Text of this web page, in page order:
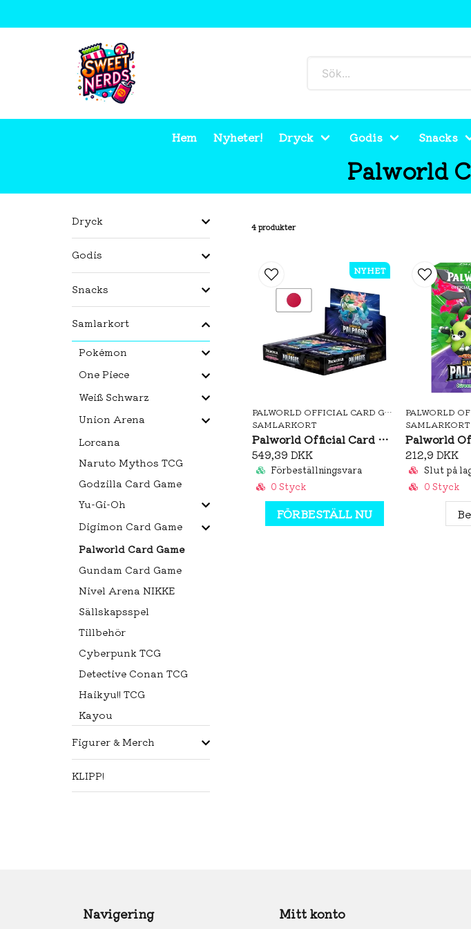
Hem Nyheter! Dryck Godis Snacks
Palworld Card Game
Palworld
Dryck
Godis
Snacks
Samlarkort
Pokémon
One Piece
Weiß Schwarz
Union Arena
Lorcana
Naruto Mythos TCG
Godzilla Card Game
Yu-Gi-Oh
Digimon Card Game
Palworld Card Game
Gundam Card Game
Nivel Arena NIKKE
Sällskapsspel
Tillbehör
Cyberpunk TCG
Detective Conan TCG
Haikyu!! TCG
Kayou
Figurer & Merch
KLIPP!
4 produkter
PALWORLD OFFICIAL CARD GAME
SAMLARKORT
Palworld Official Card Game Dawn of Palpagos BP01 Booster Box (JP)
549,39 DKK
Förbeställningsvara
0 Styck
FÖRBESTÄLL NU
NYHET
SAMLARKORT
212,9 DKK
Slut på
0 Styck
Navigering Mitt konto